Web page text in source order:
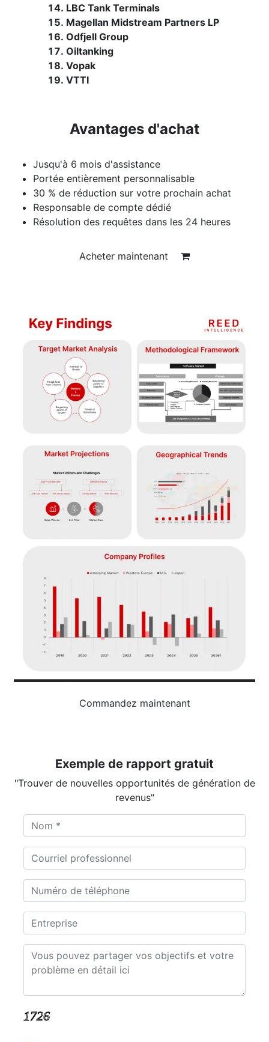
LBC Tank Terminals
Magellan Midstream Partners LP
Odfjell Group
Oiltanking
Vopak
VTTI
Avantages d'achat
Jusqu'à 6 mois d'assistance
Portée entièrement personnalisable
30 % de réduction sur votre prochain achat
Responsable de compte dédié
Résolution des requêtes dans les 24 heures
Acheter maintenant
Commandez maintenant
Exemple de rapport gratuit
"Trouver de nouvelles opportunités de génération de
revenus"